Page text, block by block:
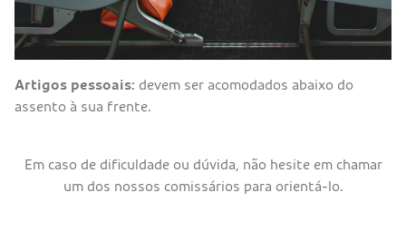
Artigos pessoais: devem ser acomodados abaixo do
assento à sua frente.
Em caso de dificuldade ou dúvida, não hesite em chamar
um dos nossos comissários para orientá-lo.